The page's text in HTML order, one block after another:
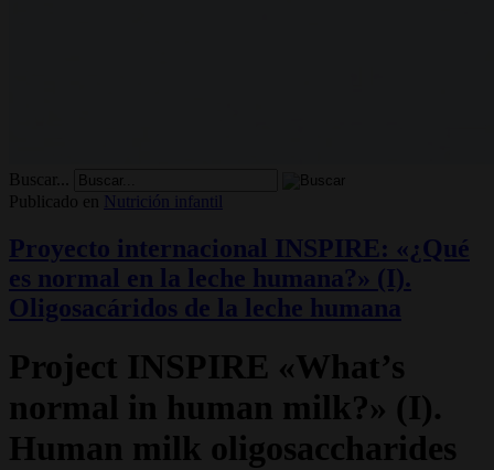
Buscar...
Publicado en
Nutrición infantil
Proyecto internacional INSPIRE: «¿Qué
es normal en la leche humana?» (I).
Oligosacáridos de la leche humana
Project INSPIRE «What’s
normal in human milk?» (I).
Human milk oligosaccharides